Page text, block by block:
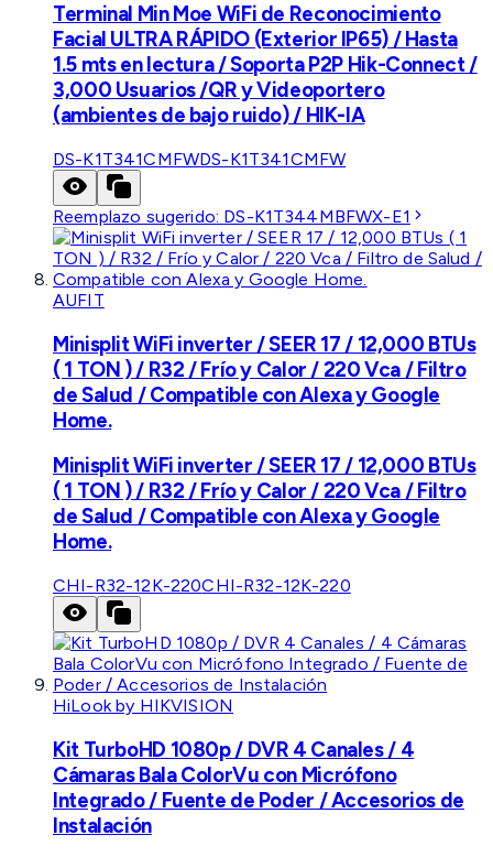
Terminal Min Moe WiFi de Reconocimiento
Facial ULTRA RÁPIDO (Exterior IP65) / Hasta
1.5 mts en lectura / Soporta P2P Hik-Connect /
3,000 Usuarios /QR y Videoportero
(ambientes de bajo ruido) / HIK-IA
DS-K1T341CMFWDS-K1T341CMFW
Reemplazo sugerido: DS-K1T344MBFWX-E1
AUFIT
Minisplit WiFi inverter / SEER 17 / 12,000 BTUs
( 1 TON ) / R32 / Frío y Calor / 220 Vca / Filtro
de Salud / Compatible con Alexa y Google
Home.
Minisplit WiFi inverter / SEER 17 / 12,000 BTUs
( 1 TON ) / R32 / Frío y Calor / 220 Vca / Filtro
de Salud / Compatible con Alexa y Google
Home.
CHI-R32-12K-220CHI-R32-12K-220
HiLook by HIKVISION
Kit TurboHD 1080p / DVR 4 Canales / 4
Cámaras Bala ColorVu con Micrófono
Integrado / Fuente de Poder / Accesorios de
Instalación